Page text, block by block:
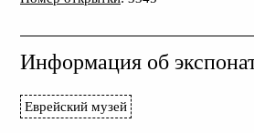
Информация об
Еврейский музей